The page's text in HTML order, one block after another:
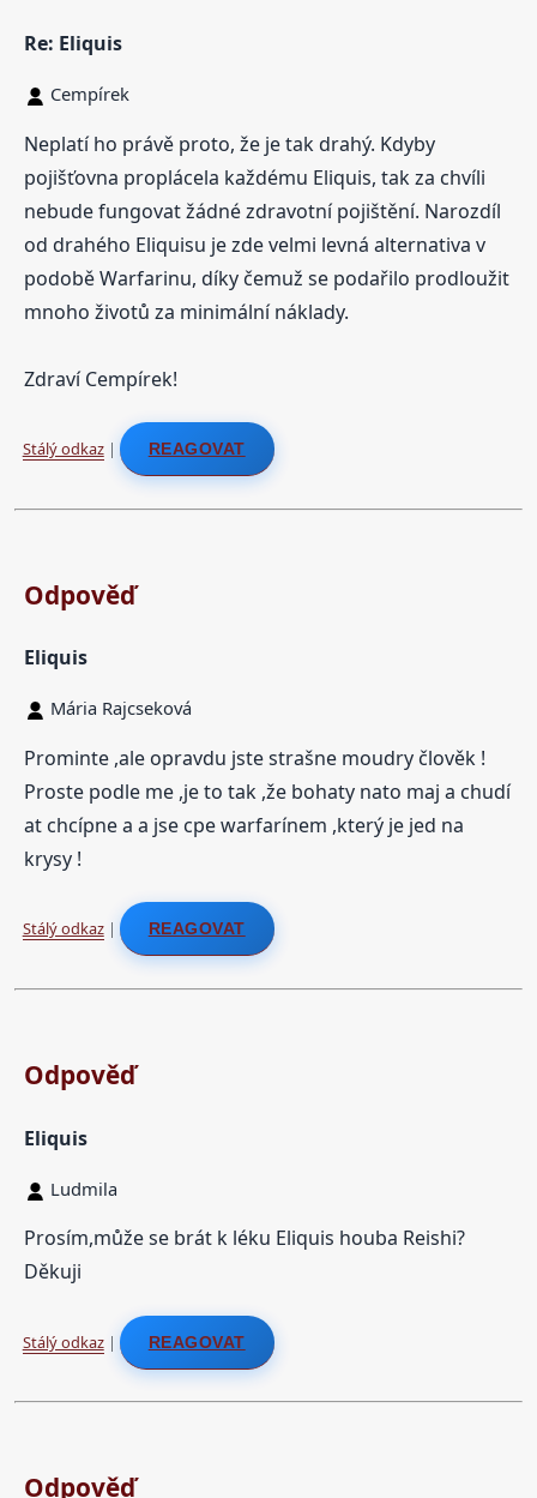
Re: Eliquis
Cempírek
Neplatí ho právě proto, že je tak drahý. Kdyby
pojišťovna proplácela každému Eliquis, tak za chvíli
nebude fungovat žádné zdravotní pojištění. Narozdíl
od drahého Eliquisu je zde velmi levná alternativa v
podobě Warfarinu, díky čemuž se podařilo prodloužit
mnoho životů za minimální náklady.
Zdraví Cempírek!
Stálý odkaz| REAGOVAT
Odpověď
Eliquis
Mária Rajcseková
Prominte ,ale opravdu jste strašne moudry člověk !
Proste podle me ,je to tak ,že bohaty nato maj a chudí
at chcípne a a jse cpe warfarínem ,který je jed na
krysy !
Stálý odkaz| REAGOVAT
Odpověď
Eliquis
Ludmila
Prosím,může se brát k léku Eliquis houba Reishi?
Děkuji
Stálý odkaz| REAGOVAT
Odpověď